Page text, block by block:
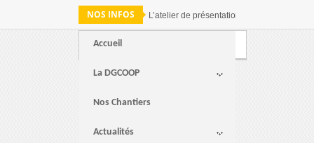
NOS INFOS L’atelier de présentation des résultats de
Accueil
La DGCOOP
Nos Chantiers
Actualités